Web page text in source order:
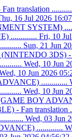
translation
16 Jul 2026
SYSTEM)
............. Fri, 10
Sun, 21 Jun
3DS)
Wed, 10 Jun
10 Jun 2026
.............
Wed, 10 Jun
BOY
- Fan translation
Wed, 03 Jun
.............